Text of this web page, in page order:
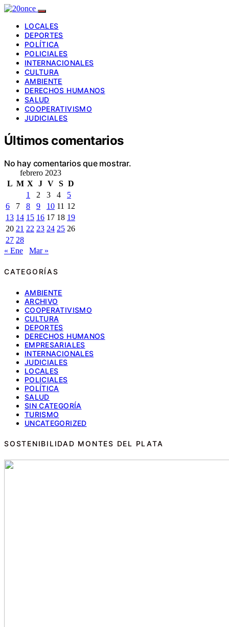
LOCALES
DEPORTES
POLÍTICA
POLICIALES
INTERNACIONALES
CULTURA
AMBIENTE
DERECHOS HUMANOS
SALUD
COOPERATIVISMO
JUDICIALES
Últimos comentarios
No hay comentarios que mostrar.
febrero 2023
L M X J V S D
1
2 3 4
5
6
7 8 9 10 11 12
13 14 15 16 17 18 19
20 21 22 23 24 25 26
27 28
« Ene
Mar »
CATEGORÍAS
AMBIENTE
ARCHIVO
COOPERATIVISMO
CULTURA
DEPORTES
DERECHOS HUMANOS
EMPRESARIALES
INTERNACIONALES
JUDICIALES
LOCALES
POLICIALES
POLÍTICA
SALUD
SIN CATEGORÍA
TURISMO
UNCATEGORIZED
SOSTENIBILIDAD MONTES DEL PLATA